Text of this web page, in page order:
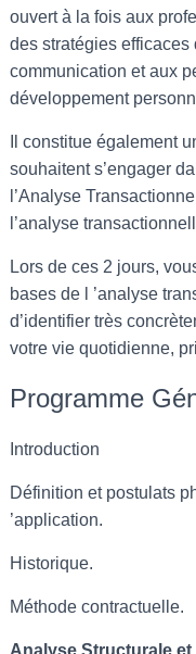
ouvert à la fois aux
des stratégies efficaces
communication et aux
développement
Il constitue également
souhaitent s’engager
l’Analyse
l’analyse
Lors de ces 2 jours,
bases de l ’analyse
d’identifier très
votre vie quotidienne,
Programme
Introduction
Définition et postulats
’application.
Historique.
Méthode contractuelle.
Analyse Structurale